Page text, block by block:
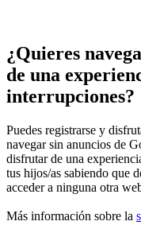
¿Quieres
de una
interrupciones?
Puedes registrarse y
navegar sin anuncios de
disfrutar de una
tus hijos/as sabiendo que
acceder a ninguna otra
Más información sobre la